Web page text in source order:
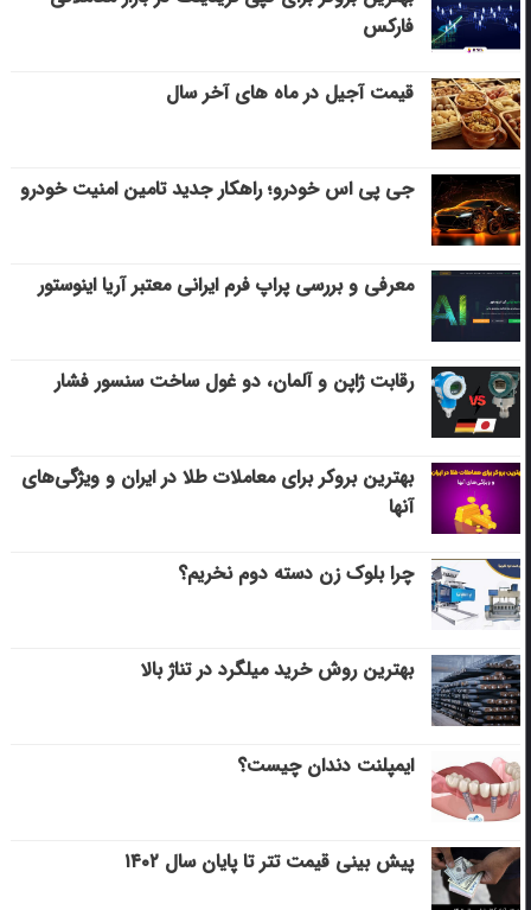
فارکس
قیمت آجیل در ماه های آخر سال
جی پی اس خودرو؛ راهکار جدید تامین امنیت خودرو
معرفی و بررسی پراپ فرم ایرانی معتبر آریا اینوستور
رقابت ژاپن و آلمان، دو غول ساخت سنسور فشار
بهترین بروکر برای معاملات طلا در ایران و ویژگی‌های
آنها
چرا بلوک زن دسته دوم نخریم؟
بهترین روش خرید میلگرد در تناژ بالا
ایمپلنت دندان چیست؟
پیش بینی قیمت تتر تا پایان سال ۱۴۰۲